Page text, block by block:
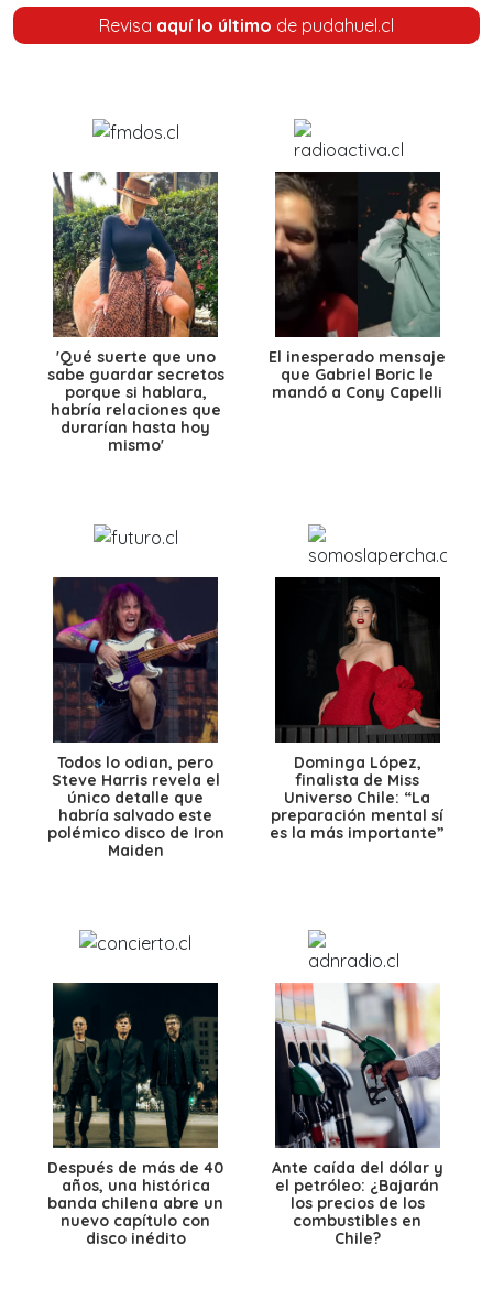
Revisa aquí lo último de pudahuel.cl
'Qué suerte que uno
sabe guardar secretos
porque si hablara,
habría relaciones que
durarían hasta hoy
mismo'
El inesperado mensaje
que Gabriel Boric le
mandó a Cony Capelli
Todos lo odian, pero
Steve Harris revela el
único detalle que
habría salvado este
polémico disco de Iron
Maiden
Dominga López,
finalista de Miss
Universo Chile: “La
preparación mental sí
es la más importante”
Después de más de 40
años, una histórica
banda chilena abre un
nuevo capítulo con
disco inédito
Ante caída del dólar y
el petróleo: ¿Bajarán
los precios de los
combustibles en
Chile?